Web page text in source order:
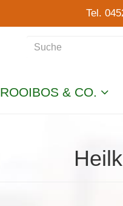
Tel.
ROOIBOS & CO.